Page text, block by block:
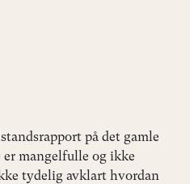
på det gamle
mangelfulle og ikke
tydelig avklart hvordan